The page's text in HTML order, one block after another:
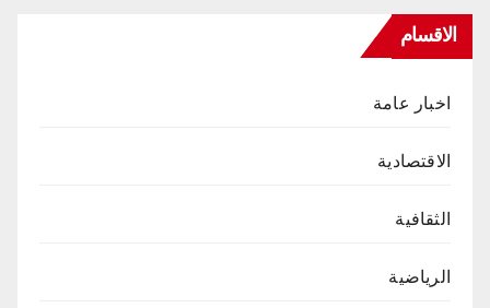
الاقسام
اخبار عامة
الاقتصادية
الثقافية
الرياضية